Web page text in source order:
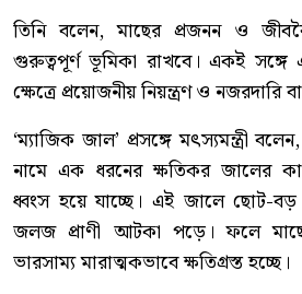
তিনি বলেন, মাছের প্রজনন ও
গুরুত্বপূর্ণ ভূমিকা রাখবে। একই সঙ্গে
ক্ষেত্রে প্রয়োজনীয় নিয়ন্ত্রণ ও নজরদারি
‘ম্যাজিক জাল’ প্রসঙ্গে মৎস্যমন্ত্রী
নামে এক ধরনের ক্ষতিকর জালের
ধ্বংস হয়ে যাচ্ছে। এই জালে ছোট-বড়
জলজ প্রাণী আটকা পড়ে। ফলে
ভারসাম্য মারাত্মকভাবে ক্ষতিগ্রস্ত হচ্ছে।